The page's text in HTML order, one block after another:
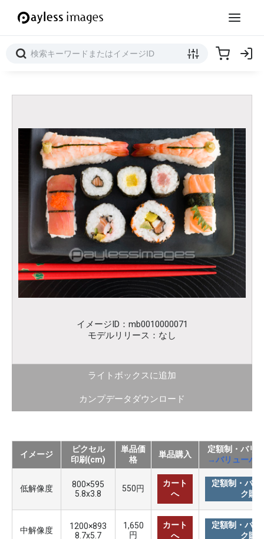
イメージID：mb0010000071
モデルリリース：なし
ライトボックスに追加
カンプデータダウンロード
イメージ
ピクセル
印刷(cm)
単品価
格
単品購入
定額制・バリ
→バリューパ
低解像度
800×595
5.8x3.8
550円
カート
へ
定額制・バリ
ク購
中解像度
1200×893
8.7x5.7
1,650
円
カート
へ
定額制・バリ
ク購